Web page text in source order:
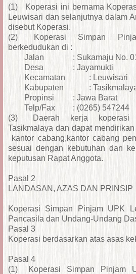
(1)
Koperasi ini bernama
Leuwisari dan selanjutnya
disebut Koperasi.
(2)
Koperasi Simpan
berkedudukan di :
Jalan
: Sukamaju No.
Desa
: Jayamukti
Kecamatan
: Leuwisari
Kabupaten
:
Propinsi
: Jawa Barat
Telp/Fax
: (0265) 547244
(3)
Daerah kerja koperasi
Tasikmalaya dan dapat
kantor cabang,kantor cabang
sesuai dengan kebutuhan
keputusan Rapat Anggota.
Pasal 2
LANDASAN, AZAS DAN PRINSIP
Koperasi Simpan Pinjam UPK
Pancasila dan Undang-Undang
Pasal 3
Koperasi berdasarkan atas asas
Pasal 4
(1)
Koperasi Simpan Pinjam